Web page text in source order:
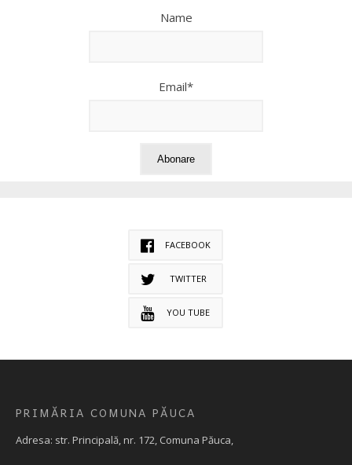
Name
Email*
FACEBOOK
TWITTER
YOU TUBE
PRIMĂRIA COMUNA PĂUCA
Adresa: str. Principală, nr. 172, Comuna Păuca,